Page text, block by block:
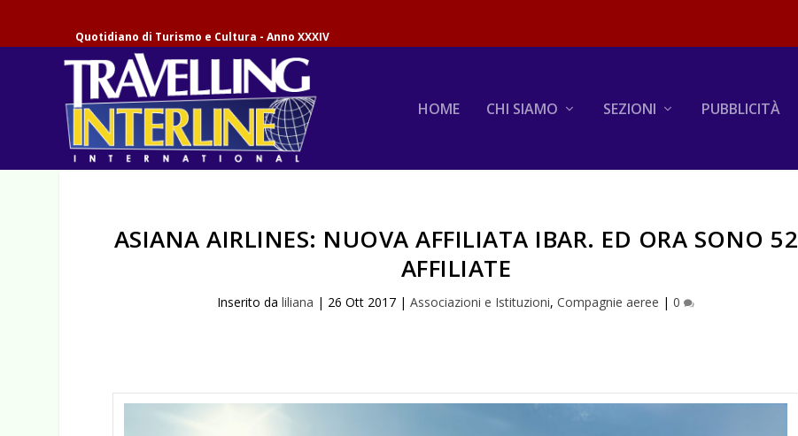
Quotidiano di Turismo e Cultura - Anno XXXIV
HOME CHI SIAMO SEZIONI PUBBLICITÀ
ASIANA AIRLINES: NUOVA AFFILIATA IBAR. ED ORA SONO 52
AFFILIATE
Inserito daliliana | 26 Ott 2017 |Associazioni e Istituzioni,Compagnie aeree |0